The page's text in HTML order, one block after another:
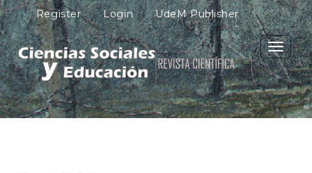
M
a
i
n
N
a
v
i
g
Register Login UdeM Publisher
Toggle